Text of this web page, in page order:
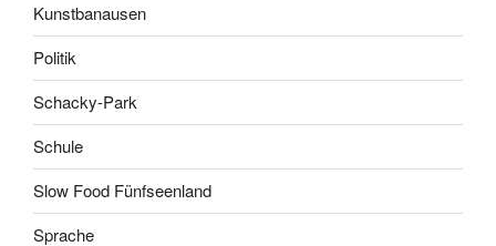
Kunstbanausen
Politik
Schacky-Park
Schule
Slow Food Fünfseenland
Sprache